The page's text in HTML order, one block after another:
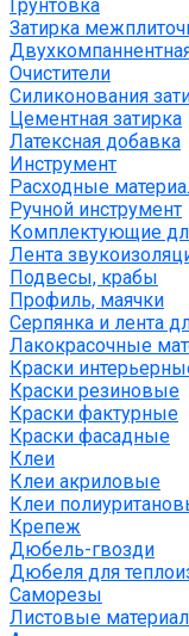
Грунтовка
Затирка
Очистители
Силиконования
Цементная затирка
Латексная добавка
Инструмент
Расходные
Ручной инструмент
Комплектующие
Лента
Подвесы, крабы
Профиль, маячки
Серпянка и лента
Лакокрасочные
Краски
Краски резиновые
Краски фактурные
Краски фасадные
Клеи
Клеи акриловые
Клеи
Крепеж
Дюбель-гвозди
Дюбеля для
Саморезы
Листовые